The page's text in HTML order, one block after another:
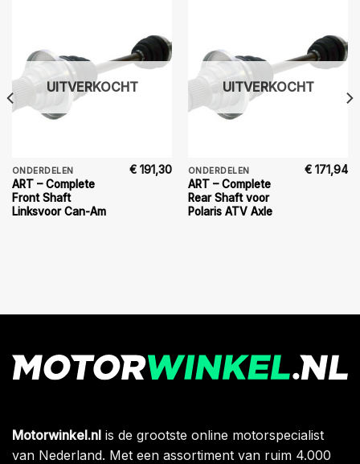
UITVERKOCHT
ONDERDELEN
ART – Complete
Front Shaft
Linksvoor Can-Am
€ 191,30
UITVERKOCHT
ONDERDELEN
ART – Complete
Rear Shaft voor
Polaris ATV Axle
€ 171,94
Motorwinkel.nl is de grootste online motorspecialist
van Nederland. Met een assortiment van ruim 4.000